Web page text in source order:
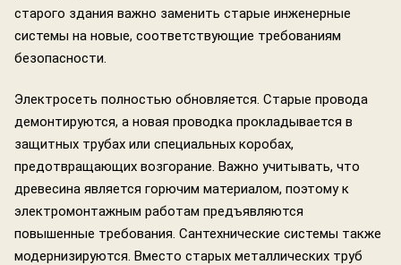
старого здания важно заменить старые инженерные
системы на новые, соответствующие требованиям
безопасности.
Электросеть полностью обновляется. Старые провода
демонтируются, а новая проводка прокладывается в
защитных трубах или специальных коробах,
предотвращающих возгорание. Важно учитывать, что
древесина является горючим материалом, поэтому к
электромонтажным работам предъявляются
повышенные требования. Сантехнические системы также
модернизируются. Вместо старых металлических труб